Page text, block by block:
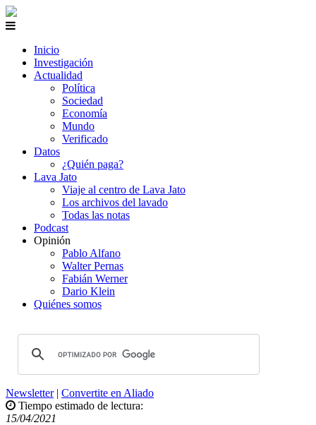
Inicio
Investigación
Actualidad
Política
Sociedad
Economía
Mundo
Verificado
Datos
¿Quién paga?
Lava Jato
Viaje al centro de Lava Jato
Los archivos del lavado
Todas las notas
Podcast
Opinión
Pablo Alfano
Walter Pernas
Fabián Werner
Dario Klein
Quiénes somos
Newsletter| Convertite en Aliado
Tiempo estimado de lectura:
15/04/2021